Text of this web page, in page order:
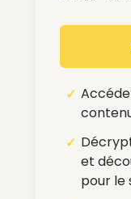
et
pour le